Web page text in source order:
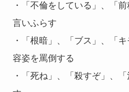
・「不倫をしている」、「
言いふらす
・「根暗」、「ブス」、「
容姿を罵倒する
・「死ね」、「殺すぞ」、